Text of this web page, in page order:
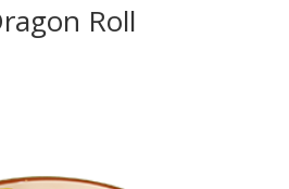
Roll